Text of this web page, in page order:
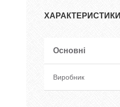
ХАРАКТЕРИСТИКИ
Основні
Виробник